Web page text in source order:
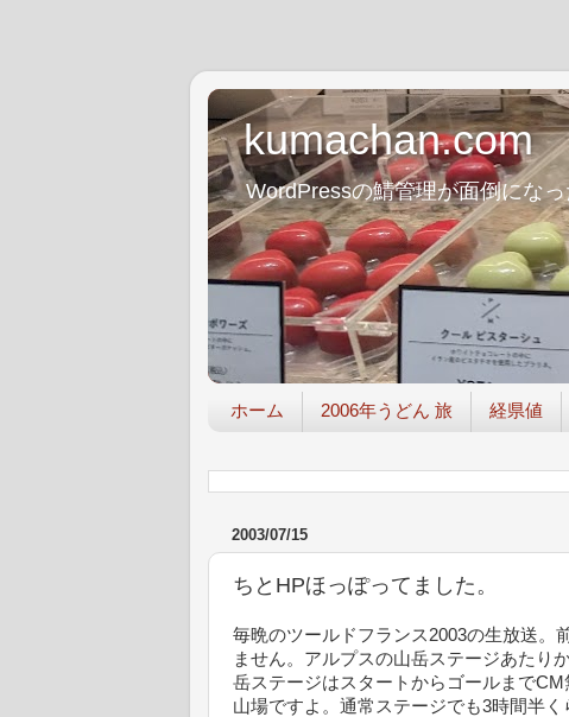
kumachan.com
WordPressの鯖管理が面倒にな
ホーム 2006年うどん 旅 経県値
2003/07/15
ちとHPほっぽってました。
毎晩のツールドフランス2003の生放送。
ません。アルプスの山岳ステージあたり
岳ステージはスタートからゴールまで
山場ですよ。通常ステージでも3時間半